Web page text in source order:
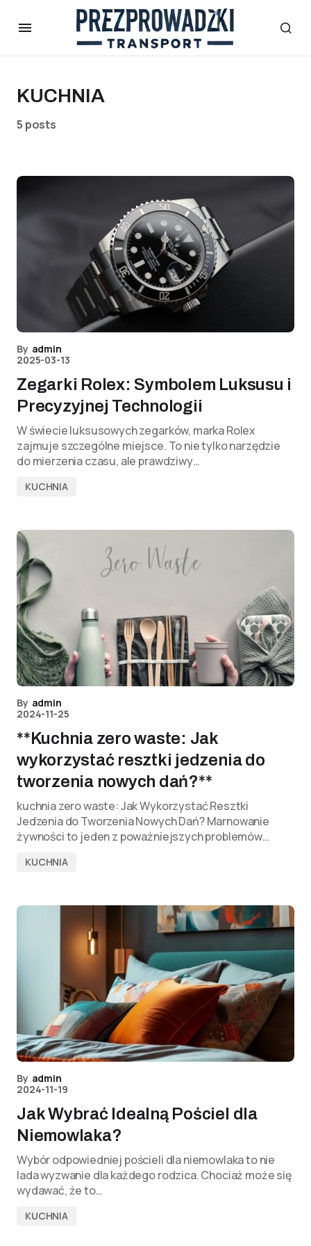
KUCHNIA
5 posts
By admin
2025-03-13
Zegarki Rolex: Symbolem Luksusu i
Precyzyjnej Technologii
W świecie luksusowych zegarków, marka Rolex
zajmuje szczególne miejsce. To nie tylko narzędzie
do mierzenia czasu, ale prawdziwy…
KUCHNIA
By admin
2024-11-25
**Kuchnia zero waste: Jak
wykorzystać resztki jedzenia do
tworzenia nowych dań?**
kuchnia zero waste: Jak Wykorzystać Resztki
Jedzenia do Tworzenia Nowych Dań? Marnowanie
żywności to jeden z poważniejszych problemów…
KUCHNIA
By admin
2024-11-19
Jak Wybrać Idealną Pościel dla
Niemowlaka?
Wybór odpowiedniej pościeli dla niemowlaka to nie
lada wyzwanie dla każdego rodzica. Chociaż może się
wydawać, że to…
KUCHNIA